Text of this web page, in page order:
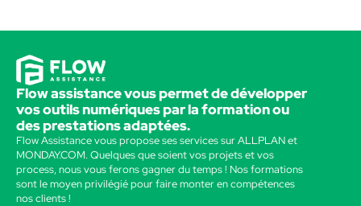
Flow assistance vous permet de développer
vos outils numériques par la formation ou
des prestations adaptées.
Flow Assistance vous propose ses services sur ALLPLAN et
MONDAY.COM. Quelques que soient vos projets et vos
process, nous vous ferons gagner du temps ! Nos formations
sont le moyen privilégié pour faire monter en compétences
nos clients !